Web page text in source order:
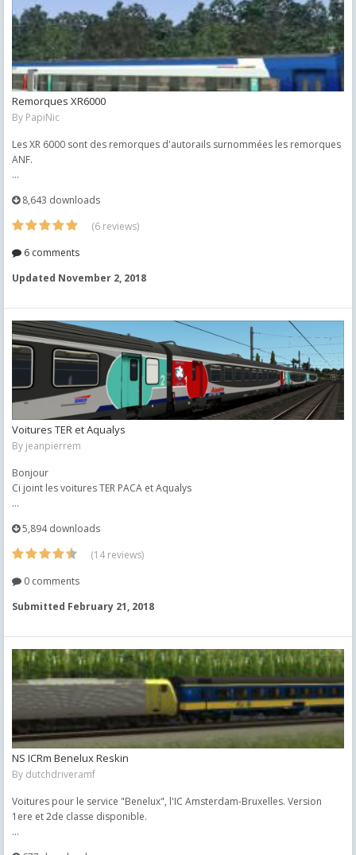
Remorques XR6000
By PapiNic
Les XR 6000 sont des remorques d'autorails surnommées les remorques
ANF.
...
8,643 downloads
(6 reviews)
6 comments
Updated November 2, 2018
Voitures TER et Aqualys
By jeanpierrem
Bonjour
Ci joint les voitures TER PACA et Aqualys
...
5,894 downloads
(14 reviews)
0 comments
Submitted February 21, 2018
NS ICRm Benelux Reskin
By dutchdriveramf
Voitures pour le service "Benelux", l'IC Amsterdam-Bruxelles. Version
1ere et 2de classe disponible.
...